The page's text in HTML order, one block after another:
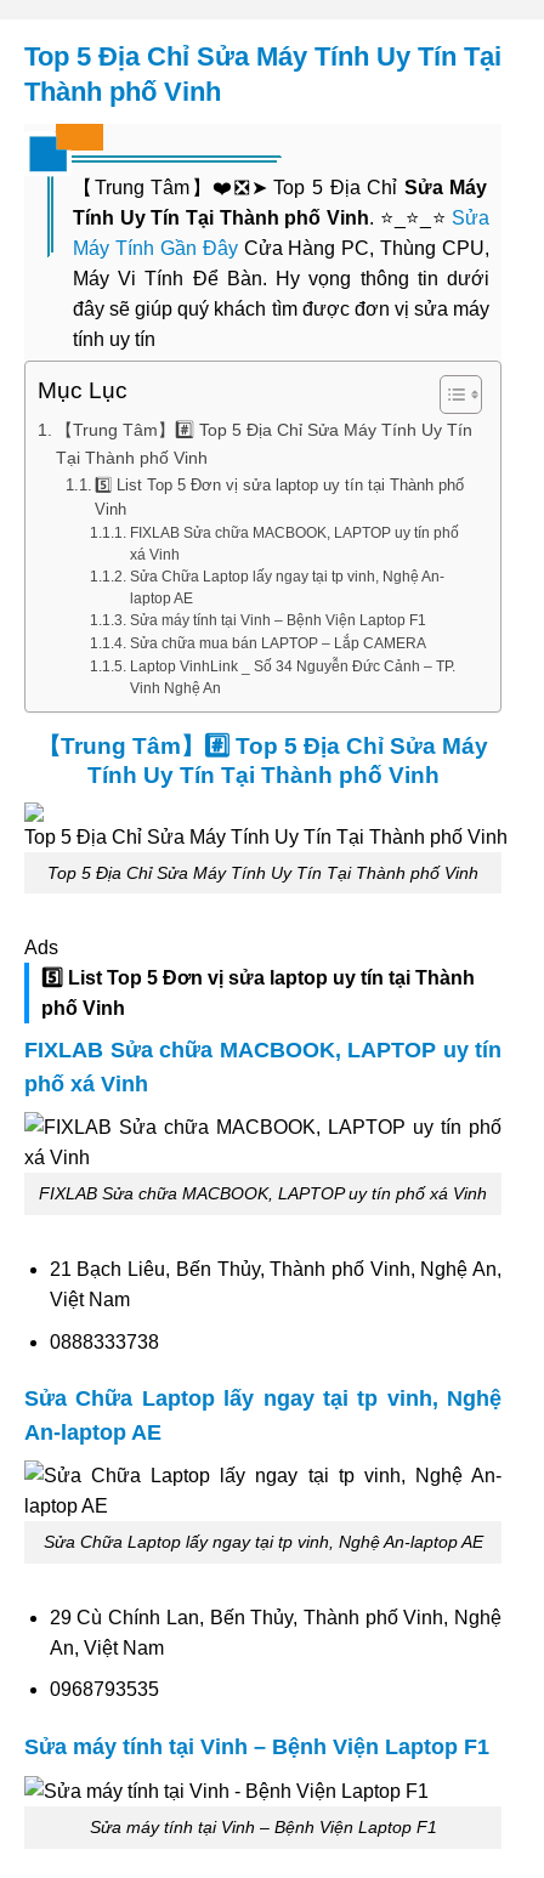
Top 5 Địa Chỉ Sửa Máy Tính Uy Tín Tại
Thành phố Vinh
【Trung Tâm】❤️❎➤ Top 5 Địa Chỉ Sửa Máy
Tính Uy Tín Tại Thành phố Vinh. ⭐_⭐_⭐ Sửa
Máy Tính Gần ĐâyCửa Hàng PC, Thùng CPU,
Máy Vi Tính Để Bàn. Hy vọng thông tin dưới
đây sẽ giúp quý khách tìm được đơn vị sửa máy
tính uy tín
Mục Lục
【Trung Tâm】#️⃣ Top 5 Địa Chỉ Sửa Máy Tính Uy Tín
Tại Thành phố Vinh
5️⃣ List Top 5 Đơn vị sửa laptop uy tín tại Thành phố
Vinh
FIXLAB Sửa chữa MACBOOK, LAPTOP uy tín phố
xá Vinh
Sửa Chữa Laptop lấy ngay tại tp vinh, Nghệ An-
laptop AE
Sửa máy tính tại Vinh – Bệnh Viện Laptop F1
Sửa chữa mua bán LAPTOP – Lắp CAMERA
Laptop VinhLink _ Số 34 Nguyễn Đức Cảnh – TP.
Vinh Nghệ An
【Trung Tâm】#️⃣ Top 5 Địa Chỉ Sửa Máy
Tính Uy Tín Tại Thành phố Vinh
Top 5 Địa Chỉ Sửa Máy Tính Uy Tín Tại Thành phố Vinh
Ads
5️⃣ List Top 5 Đơn vị sửa laptop uy tín tại Thành
phố Vinh
FIXLAB Sửa chữa MACBOOK, LAPTOP uy tín
phố xá Vinh
FIXLAB Sửa chữa MACBOOK, LAPTOP uy tín phố xá Vinh
21 Bạch Liêu, Bến Thủy, Thành phố Vinh, Nghệ An,
Việt Nam
0888333738
Sửa Chữa Laptop lấy ngay tại tp vinh, Nghệ
An-laptop AE
Sửa Chữa Laptop lấy ngay tại tp vinh, Nghệ An-laptop AE
29 Cù Chính Lan, Bến Thủy, Thành phố Vinh, Nghệ
An, Việt Nam
0968793535
Sửa máy tính tại Vinh – Bệnh Viện Laptop F1
Sửa máy tính tại Vinh – Bệnh Viện Laptop F1